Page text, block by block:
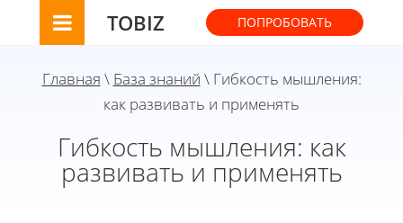
TOBIZ ПОПРОБОВАТЬ
Главная \ База знаний \ Гибкость мышления:
как развивать и применять
Гибкость мышления: как
развивать и применять